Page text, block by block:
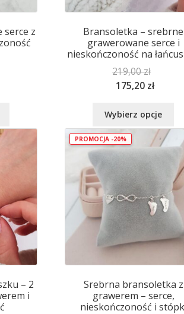
serce z
można
wybrać
na
stronie
produktu
Bransoletka – srebrne
grawerowane serce i
nieskończoność na
219,00zł
175,20 zł
Wybierz opcje
na
– 2
i
PROMOCJA -20%
Srebrna bransoletka z
grawerem – serce,
nieskończoność i